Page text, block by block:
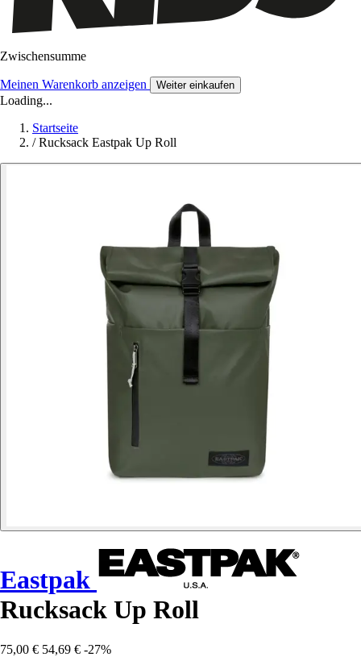
Zwischensumme
Meinen Warenkorb anzeigen Weiter einkaufen
Loading...
Startseite
/ Rucksack Eastpak Up Roll
Eastpak
Rucksack Up Roll
75,00 € 54,69 € -27%